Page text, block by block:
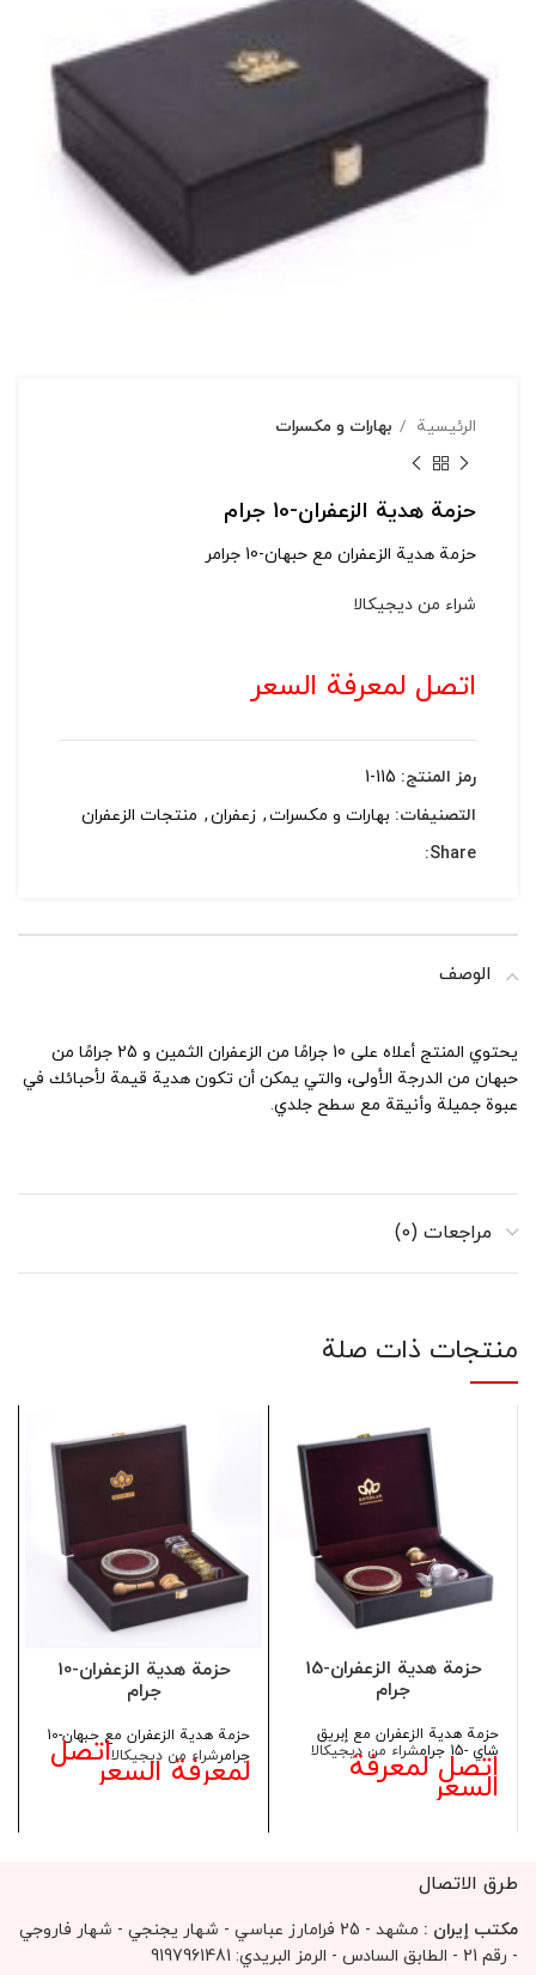
الرئيسية بهارات و مكسرات
حزمة هدية الزعفران-10 جرام
حزمة هدية الزعفران مع حبهان-10 جرامر
شراء من ديجيكالا
اتصل لمعرفة السعر
رمز المنتج: 115-1
التصنيفات: بهارات و مكسرات, زعفران, منتجات الزعفران
Share:
الوصف
يحتوي المنتج أعلاه على 10 جرامًا من الزعفران الثمين و 25 جرامًا من
حبهان من الدرجة الأولى، والتي يمكن أن تكون هدية قيمة لأحبائك في
عبوة جميلة وأنيقة مع سطح جلدي.
مراجعات (0)
منتجات ذات صلة
حزمة هدية الزعفران-15
جرام
حزمة هدية الزعفران مع إبريق
شاي -15 جرام
شراء من ديجيكالا
اتصل لمعرفة
السعر
حزمة هدية الزعفران-10
جرام
حزمة هدية الزعفران مع حبهان-10
جرامرشراء من ديجيكالااتصللمعرفة السعر
طرق الاتصال
مكتب إيران :
مشهد - 25 فرامارز عباسي - شهار يجنجي - شهار فاروجي
- رقم 21 - الطابق السادس - الرمز البريدي: 9197961481